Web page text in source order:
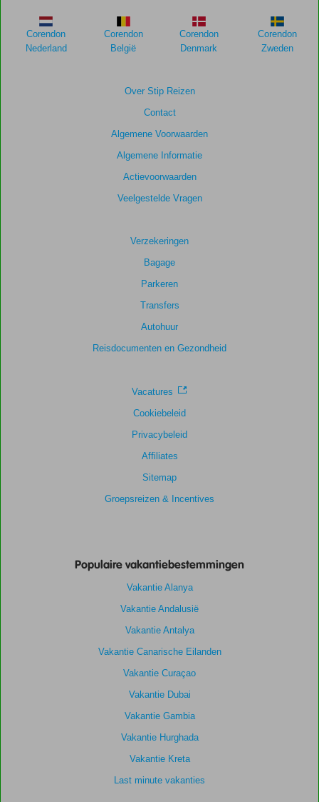
om
de
relevantie
8,5
Kamers
Kindvriendelijk
6,0
Over Stip Reizen
Contact
Algemene Voorwaarden
Algemene Informatie
Actievoorwaarden
Veelgestelde Vragen
Verzekeringen
Bagage
Parkeren
Transfers
Autohuur
Reisdocumenten en Gezondheid
Vacatures
Cookiebeleid
Privacybeleid
Affiliates
Sitemap
Groepsreizen & Incentives
Corendon
Nederland
Corendon
België
Corendon
Denmark
Corendon
Zweden
Populaire vakantiebestemmingen
Vakantie Alanya
Vakantie Andalusië
Vakantie Antalya
Vakantie Canarische Eilanden
Vakantie Curaçao
Vakantie Dubai
Vakantie Gambia
Vakantie Hurghada
Vakantie Kreta
Last minute vakanties